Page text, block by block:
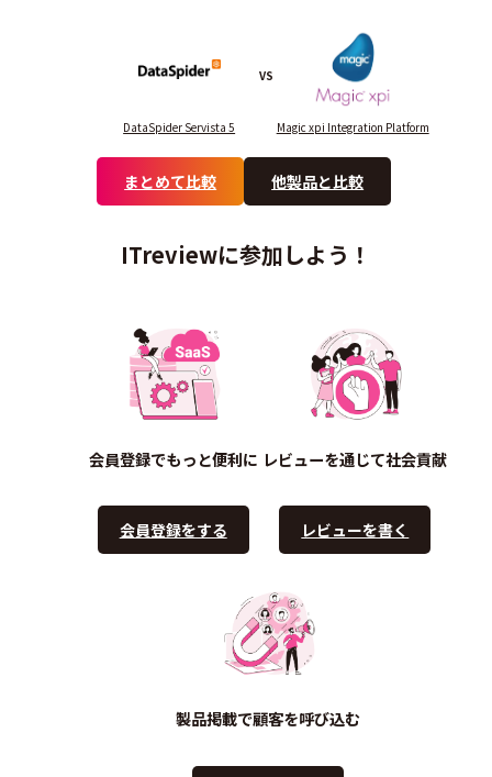
DataSpider Servista 5
VS
Magic xpi Integration Platform
まとめて比較 他製品と比較
ITreviewに参加しよう！
会員登録でもっと便利に
会員登録をする
レビューを通じて社会貢献
レビューを書く
製品掲載で顧客を呼び込む